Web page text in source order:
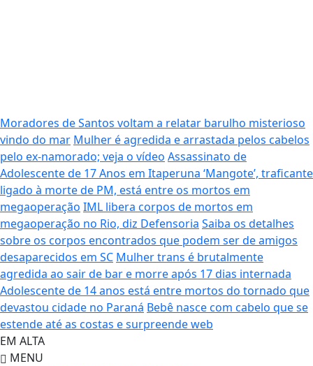
Moradores de Santos voltam a relatar barulho misterioso
vindo do mar Mulher é agredida e arrastada pelos cabelos
pelo ex-namorado; veja o vídeo Assassinato de
Adolescente de 17 Anos em Itaperuna ‘Mangote’, traficante
ligado à morte de PM, está entre os mortos em
megaoperação IML libera corpos de mortos em
megaoperação no Rio, diz Defensoria Saiba os detalhes
sobre os corpos encontrados que podem ser de amigos
desaparecidos em SC Mulher trans é brutalmente
agredida ao sair de bar e morre após 17 dias internada
Adolescente de 14 anos está entre mortos do tornado que
devastou cidade no Paraná Bebê nasce com cabelo que se
estende até as costas e surpreende web
EM ALTA
MENU